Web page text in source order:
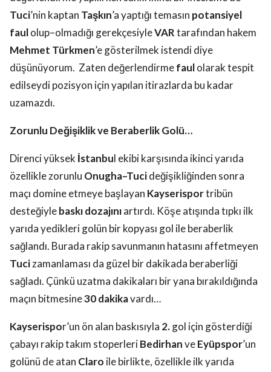
Tuci’nin kaptan Taşkın’a yaptığı temasın potansiyel
faulolup–olmadığı gerekçesiyleVARtarafından hakem
Mehmet Türkmen’e gösterilmek istendi diye
düşünüyorum. Zaten değerlendirmefaulolarak tespit
edilseydi pozisyon için yapılan itirazlarda bu kadar
uzamazdı.
Zorunlu Değişiklik ve Beraberlik Golü…
Direnci yüksek İstanbul ekibi karşısında ikinci yarıda
özellikle zorunlu Onugha–Tucideğişikliğinden sonra
maçı domine etmeye başlayan Kayserisportribün
desteğiylebaskı dozajınıartırdı. Köşe atışında tıpkı ilk
yarıda yedikleri golün bir kopyası gol ile beraberlik
sağlandı. Burada rakip savunmanın hatasını affetmeyen
Tucizamanlaması da güzel bir dakikada beraberliği
sağladı. Çünkü uzatma dakikaları bir yana bırakıldığında
maçın bitmesine30 dakikavardı…
Kayserispor’un ön alan baskısıyla 2.gol için gösterdiği
çabayı rakip takım stoperleriBedirhanveEyüpspor’un
golünü de atan Claro ile birlikte, özellikle ilk yarıda